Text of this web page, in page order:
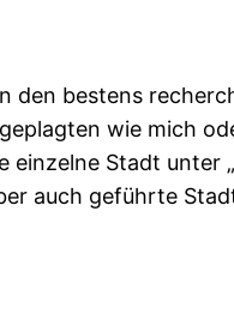
den bestens
wie mich
Stadt unter
auch geführte